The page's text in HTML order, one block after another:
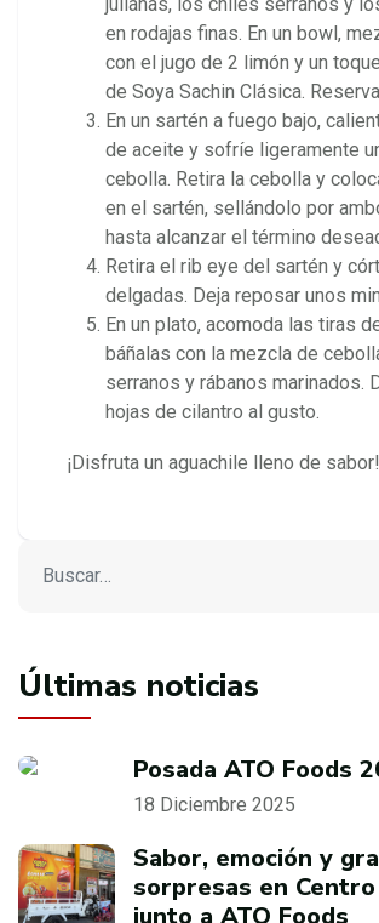
en rodajas finas. En un bowl,
con el jugo de 2 limón y un
de Soya Sachin Clásica. Reserva.
En un sartén a fuego bajo,
de aceite y sofríe ligeramente
cebolla. Retira la cebolla y
en el sartén, sellándolo por
hasta alcanzar el término
Retira el rib eye del sartén y
delgadas. Deja reposar unos
En un plato, acomoda las tiras
báñalas con la mezcla de
serranos y rábanos marinados.
hojas de cilantro al gusto.
¡Disfruta un aguachile lleno de sabor!
Últimas noticias
Posada ATO Foods
18 Diciembre 2025
Sabor, emoción y
sorpresas en
junto a ATO Foods